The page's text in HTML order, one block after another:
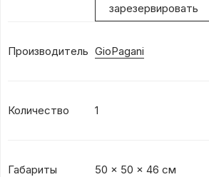
зарезервировать
Производитель GioPagani
Количество 1
Габариты
50 x 50 x 46 см